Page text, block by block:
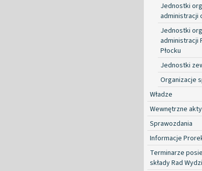
Jednostki
administracji
Jednostki
administracji
Płocku
Jednostki
Organizacje
Władze
Wewnętrzne
Sprawozdania
Informacje
Terminarze
składy Rad